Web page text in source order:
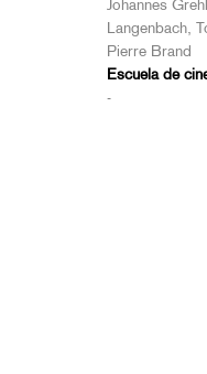
Johannes
Langenbach,
Pierre Brand
Escuela de
-